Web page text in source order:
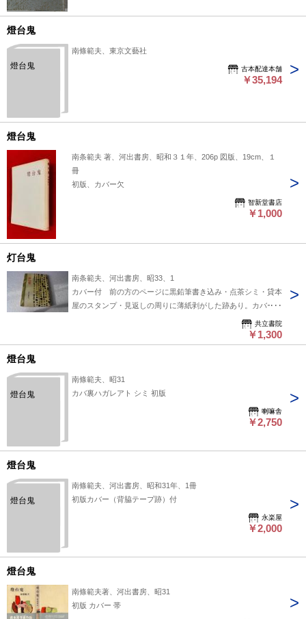
燈台鬼
燈台鬼
南條範夫、東京文藝社
古本配達本舗
￥35,194
燈台鬼
南条範夫 著、河出書房、昭和３１年、206p 図版、19cm、１
冊
初版、カバー欠
智新堂書店
￥1,000
灯台鬼
南条範夫、河出書房、昭33、1
カバー付 前の方のページに黒鉛筆書き込み・点茶シミ・貸本
屋のスタンプ・見返しの周りに薄紙剥がした跡あり。カバーの
共立書院
￥1,300
燈台鬼
燈台鬼
南條範夫、昭31
カバ裏ハガレアト シミ 初版
喇嘛舎
￥2,750
燈台鬼
燈台鬼
南條範夫、河出書房、昭和31年、1冊
初版カバー（背脇テープ跡）付
永楽屋
￥2,000
燈台鬼
南條範夫著、河出書房、昭31
初版 カバー 帯